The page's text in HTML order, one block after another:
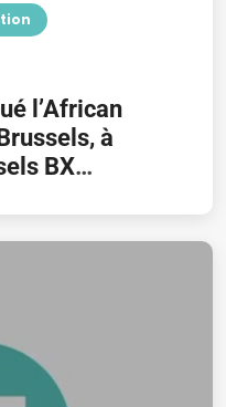
l’African
à